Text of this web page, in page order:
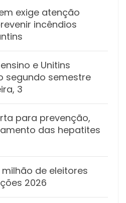
exige atenção
incêndios
e Unitins
segundo semestre
3
para prevenção,
das hepatites
milhão de eleitores
2026